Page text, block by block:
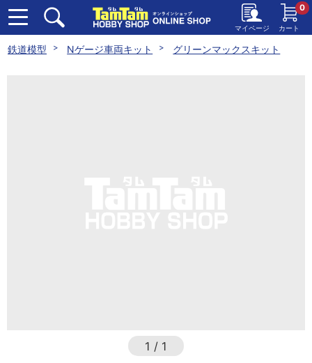
マイページ カート
0
鉄道模型 Nゲージ車両キット グリーンマックスキット
1 / 1